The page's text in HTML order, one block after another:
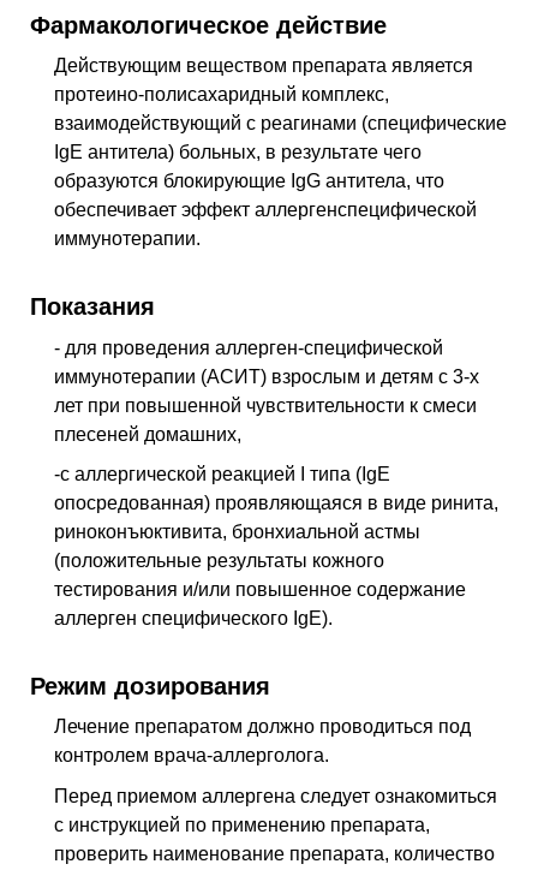
Фармакологическое действие
Действующим веществом препарата является
протеино-полисахаридный комплекс,
взаимодействующий с реагинами (специфические
IgE антитела) больных, в результате чего
образуются блокирующие IgG антитела, что
обеспечивает эффект аллергенспецифической
иммунотерапии.
Показания
- для проведения аллерген-специфической
иммунотерапии (АСИТ) взрослым и детям с 3-х
лет при повышенной чувствительности к смеси
плесеней домашних,
-с аллергической реакцией I типа (IgE
опосредованная) проявляющаяся в виде ринита,
риноконъюктивита, бронхиальной астмы
(положительные результаты кожного
тестирования и/или повышенное содержание
аллерген специфического IgE).
Режим дозирования
Лечение препаратом должно проводиться под
контролем врача-аллерголога.
Перед приемом аллергена следует ознакомиться
с инструкцией по применению препарата,
проверить наименование препарата, количество